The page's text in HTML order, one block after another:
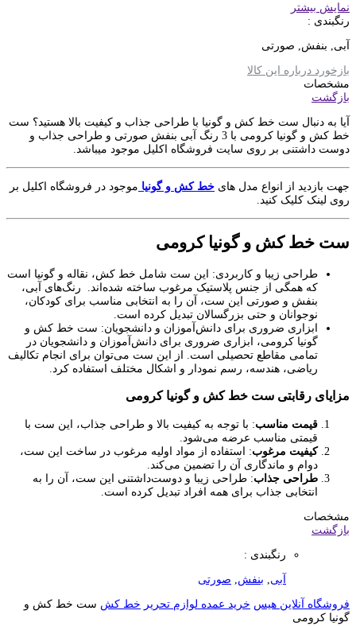
نمایش بیشتر
رنگبندی :
آبی, بنفش, صورتی
بازخورد درباره این کالا
مشخصات
بازگشت
آیا به دنبال ست خط کش و گونیا با طراحی جذاب و کیفیت بالا هستید؟ ست
خط کش و گونیا کرومی با 3 رنگ آبی بنفش صورتی و طراحی جذاب و
دوست داشتنی بر روی سایت فروشگاه اکلیل موجود میباشد.
جهت بازدید از انواع مدل های خط کش و گونیا موجود در فروشگاه اکلیل بر
روی لینک کلیک کنید.
ست خط کش و گونیا کرومی
طراحی زیبا و کاربردی: این ست شامل خط کش، نقاله و گونیا است
که همگی از جنس پلاستیک مرغوب ساخته شده‌اند. رنگ‌های آبی،
بنفش و صورتی این ست، آن را به انتخابی مناسب برای کودکان،
نوجوانان و حتی بزرگسالان تبدیل کرده است.
ابزاری ضروری برای دانش‌آموزان و دانشجویان: ست خط کش و
گونیا کرومی، ابزاری ضروری برای دانش‌آموزان و دانشجویان در
تمامی مقاطع تحصیلی است. از این ست می‌توان برای انجام تکالیف
ریاضی، هندسه، رسم نمودار و اشکال مختلف استفاده کرد.
مزایای رقابتی ست خط کش و گونیا کرومی
قیمت مناسب: با توجه به کیفیت بالا و طراحی جذاب، این ست با
قیمتی مناسب عرضه می‌شود.
کیفیت مرغوب: استفاده از مواد اولیه مرغوب در ساخت این ست،
دوام و ماندگاری آن را تضمین می‌کند.
طراحی جذاب: طراحی زیبا و دوست‌داشتنی این ست، آن را به
انتخابی جذاب برای همه افراد تبدیل کرده است.
مشخصات
بازگشت
رنگبندی :
آبی بنفش صورتی
فروشگاه آنلاین هیس خرید عمده لوازم تحریر خط کش ست خط کش و
گونیا کرومی